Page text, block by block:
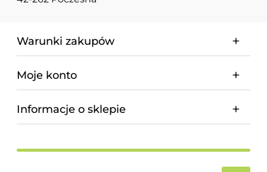
Warunki zakupów
Moje konto
Informacje o sklepie